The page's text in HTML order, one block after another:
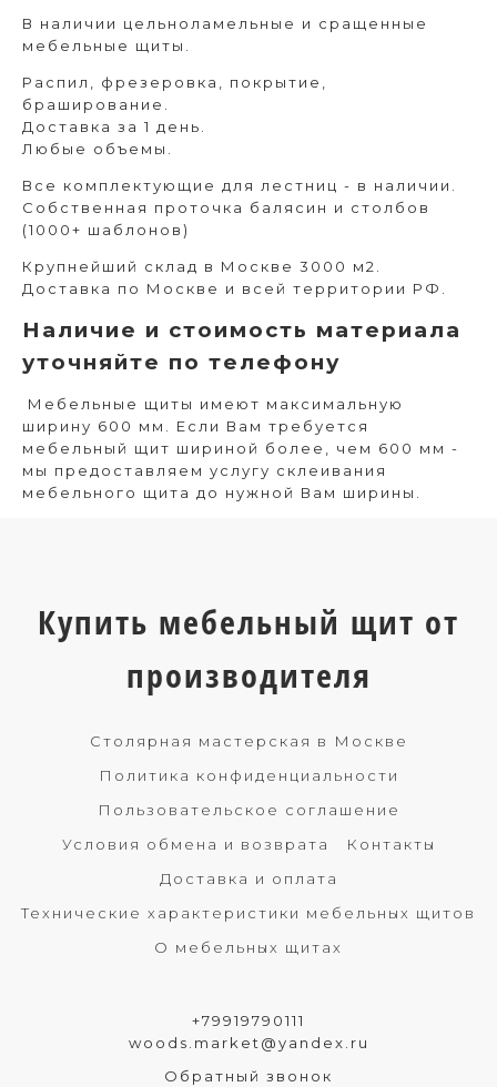
В наличии цельноламельные и сращенные
мебельные щиты.
Распил, фрезеровка, покрытие,
браширование.
Доставка за 1 день.
Любые объемы.
Все комплектующие для лестниц - в наличии.
Собственная проточка балясин и столбов
(1000+ шаблонов)
Крупнейший склад в Москве 3000 м2.
Доставка по Москве и всей территории РФ.
Наличие и стоимость материала
уточняйте по телефону
Мебельные щиты имеют максимальную
ширину 600 мм. Если Вам требуется
мебельный щит шириной более, чем 600 мм -
мы предоставляем услугу склеивания
мебельного щита до нужной Вам ширины.
Купить мебельный щит от
производителя
Столярная мастерская в Москве
Политика конфиденциальности
Пользовательское соглашение
Условия обмена и возврата
Контакты
Доставка и оплата
Технические характеристики мебельных щитов
О мебельных щитах
+79919790111
woods.market@yandex.ru
Обратный звонок